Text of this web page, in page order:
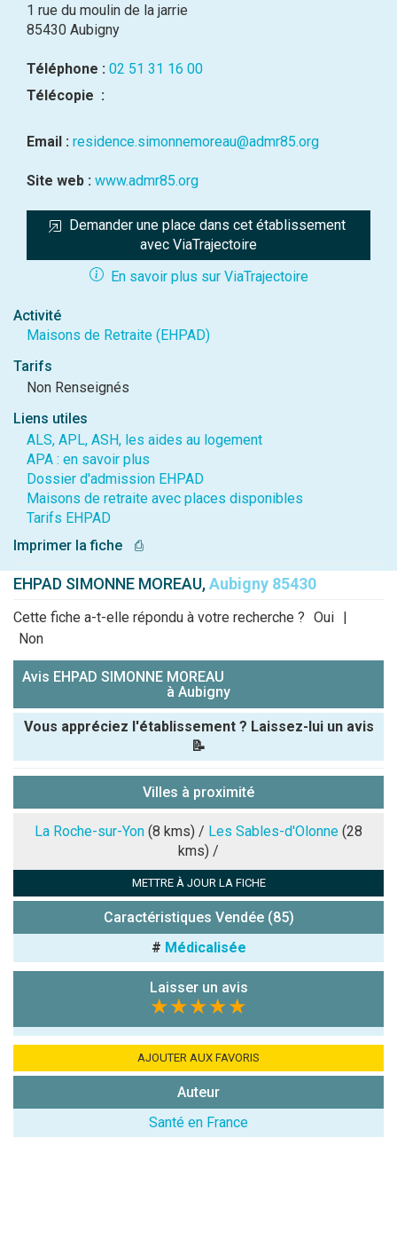
1 rue du moulin de la jarrie
85430 Aubigny
Téléphone : 02 51 31 16 00
Télécopie :
Email : residence.simonnemoreau@admr85.org
Site web : www.admr85.org
Demander une place dans cet établissement
avec ViaTrajectoire
En savoir plus sur ViaTrajectoire
Activité
Maisons de Retraite (EHPAD)
Tarifs
Non Renseignés
Liens utiles
ALS, APL, ASH, les aides au logement
APA : en savoir plus
Dossier d'admission EHPAD
Maisons de retraite avec places disponibles
Tarifs EHPAD
Imprimer la fiche
⎙
EHPAD SIMONNE MOREAU,Aubigny 85430
Cette fiche a-t-elle répondu à votre recherche ? Oui |
Non
Avis EHPAD SIMONNE MOREAU
à Aubigny
Vous appréciez l'établissement ? Laissez-lui un avis
📝
Note que vous souhaitez attribuer :
Antispam -
chiffres) :
Avis sur
(En cliquant sur 'Valider', j'accepte que mon avis
Villes à proximité
La Roche-sur-Yon (8 kms) / Les Sables-d'Olonne (28
kms) /
METTRE À JOUR LA FICHE
Caractéristiques Vendée (85)
# Médicalisée
Laisser un avis
★★★★★
AJOUTER AUX FAVORIS
Auteur
Santé en France